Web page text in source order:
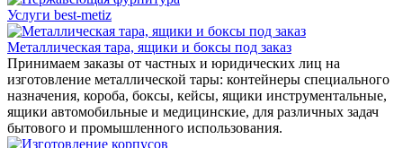
Услуги best-metiz
Металлическая тара, ящики и боксы под заказ
Принимаем заказы от частных и юридических лиц на
изготовление металлической тары: контейнеры специального
назначения, короба, боксы, кейсы, ящики инструментальные,
ящики автомобильные и медицинские, для различных задач
бытового и промышленного использования.